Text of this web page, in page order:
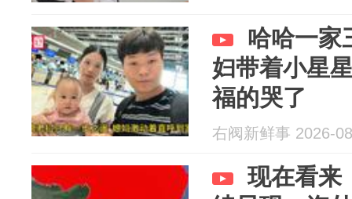
哈哈一家
妇带着小星
福的哭了
右阀新鲜事 2026-
现在看来